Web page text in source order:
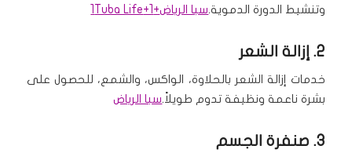
وتنشيط الدورة الدموية.سبا الرياض+1
Tuba Life+1
2. إزالة الشعر
خدمات إزالة الشعر بالحلاوة، الواكس، والشمع، للحصول على
بشرة ناعمة ونظيفة تدوم طويلاً.سبا الرياض
3. صنفرة الجسم